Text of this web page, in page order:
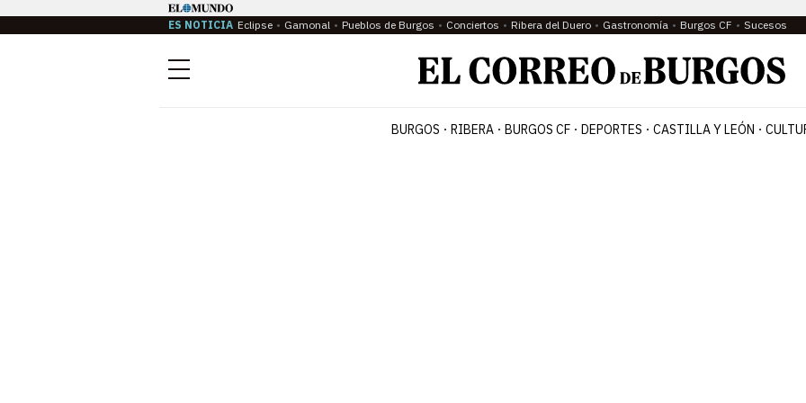
ES NOTICIA Eclipse Gamonal Pueblos de Burgos Conciertos Ribera del Duero Gastronomía Burgos CF Sucesos
Menú
BURGOS RIBERA BURGOS CF DEPORTES CASTILLA Y LEÓN